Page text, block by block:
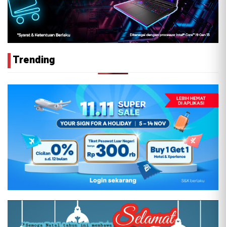
Trending